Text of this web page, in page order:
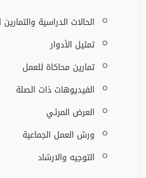
الحالات الدراسية والتمارين
تمثيل الأدوار
تمارين محاكاة للعمل
الفيديوهات ذات الصلة
العرض المرئي
ورش العمل الجماعية
التوجيه والارشاد